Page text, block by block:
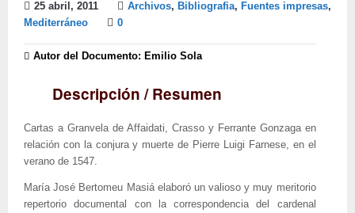
25 abril, 2011 Archivos, Bibliografia, Fuentes impresas,
Mediterráneo
0
Autor del Documento: Emilio Sola
Descripción / Resumen
Cartas a Granvela de Affaidati, Crasso y Ferrante Gonzaga en
relación con la conjura y muerte de Pierre Luigi Farnese, en el
verano de 1547.
María José Bertomeu Masiá elaboró un valioso y muy meritorio
repertorio documental con la correspondencia del cardenal